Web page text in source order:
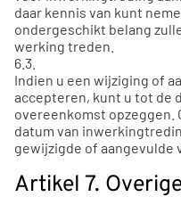
daar kennis van kunt
ondergeschikt belang
werking treden.
6.3.
Indien u een wijziging of
accepteren, kunt u tot de
overeenkomst opzeggen.
datum van
gewijzigde of aangevulde
Artikel 7.